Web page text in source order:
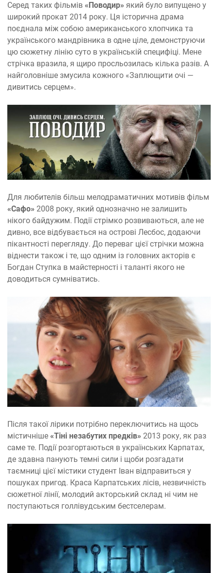
Серед таких фільмів «Поводир» який було випущено у
широкий прокат 2014 року. Ця історична драма
поєднала між собою американського хлопчика та
українського мандрівника в одне ціле, демонструючи
цю сюжетну лінію суто в українській специфіці. Мене
стрічка вразила, я щиро просльозилась кілька разів. А
найголовніше змусила кожного «Заплющити очі —
дивитись серцем».
Для любителів більш мелодраматичних мотивів фільм
«Сафо» 2008 року, який однозначно не залишить
нікого байдужим. Події стрімко розвиваються, але не
дивно, все відбувається на острові Лесбос, додаючи
пікантності перегляду. До переваг цієї стрічки можна
віднести також і те, що одним із головних акторів є
Богдан Ступка в майстерності і таланті якого не
доводиться сумніватись.
Після такої лірики потрібно переключитись на щось
містичніше «Тіні незабутих предків» 2013 року, як раз
саме те. Події розгортаються в українських Карпатах,
де здавна панують темні сили і щоби розгадати
таємниці цієї містики студент Іван відправиться у
пошуках пригод. Краса Карпатських лісів, незвичність
сюжетної лінії, молодий акторський склад ні чим не
поступаються голлівудським бестселерам.